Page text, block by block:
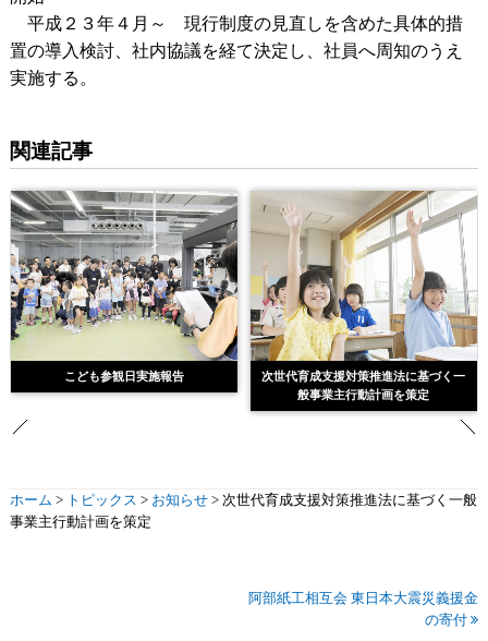
平成２３年４月～ 現行制度の見直しを含めた具体的措
置の導入検討、社内協議を経て決定し、社員へ周知のうえ
実施する。
関連記事
こども参観日実施報告
次世代育成支援対策推進法に基づく一
般事業主行動計画を策定
ホーム > トピックス > お知らせ> 次世代育成支援対策推進法に基づく一般
事業主行動計画を策定
阿部紙工相互会 東日本大震災義援金
の寄付